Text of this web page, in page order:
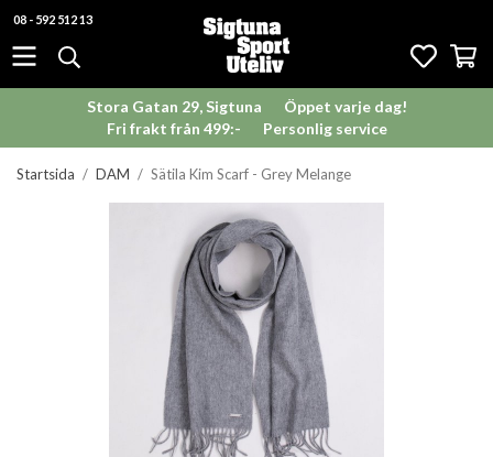
08 - 592 512 13
Stora Gatan 29, Sigtuna
Öppet varje dag!
Fri frakt från 499:-
Personlig service
Startsida / DAM / Sätila Kim Scarf - Grey Melange